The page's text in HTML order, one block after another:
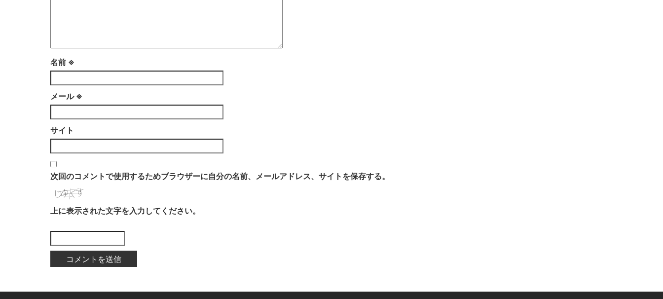
名前 ※
メール ※
サイト
次回のコメントで使用するためブラウザーに自分の名前、メールアドレス、サイトを保存する。
上に表示された文字を入力してください。